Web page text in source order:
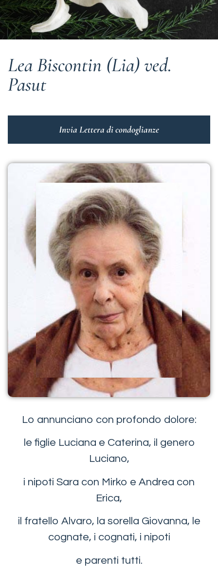
Lea Biscontin (Lia) ved.
Pasut
Invia Lettera di condoglianze
Lo annunciano con profondo dolore:
le figlie Luciana e Caterina, il genero
Luciano,
i nipoti Sara con Mirko e Andrea con
Erica,
il fratello Alvaro, la sorella Giovanna, le
cognate, i cognati, i nipoti
e parenti tutti.